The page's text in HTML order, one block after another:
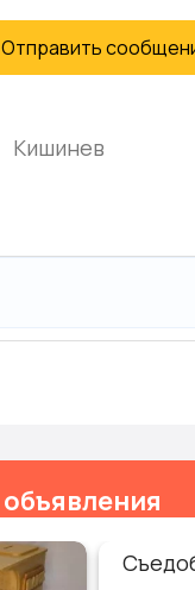
Отправить
Кишинев